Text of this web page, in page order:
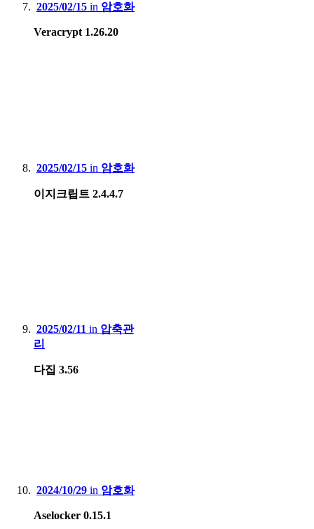
2025/02/15 in 암호화
Veracrypt 1.26.20
2025/02/15 in 암호화
이지크립트 2.4.4.7
2025/02/11 in 압축관
리
다집 3.56
2024/10/29 in 암호화
Aselocker 0.15.1